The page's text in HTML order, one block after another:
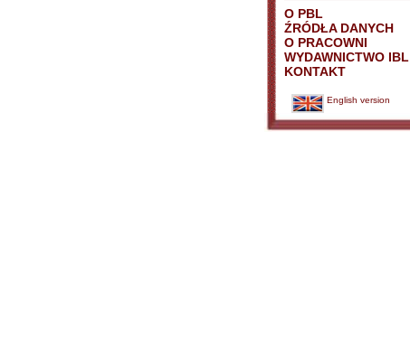
O PBL
ŹRÓDŁA DANYCH
O PRACOWNI
WYDAWNICTWO IBL
KONTAKT
English version